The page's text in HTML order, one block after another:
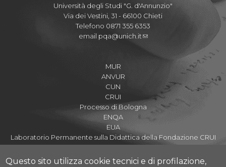
Università degli Studi "G. d'Annunzio"
Via dei Vestini, 31 - 66100 Chieti
Telefono 0871 355 6353
email pqa@unich.it
MUR
ANVUR
CUN
CRUI
Processo di Bologna
ENQA
EUA
Laboratorio Permanente sulla Didattica della Fondazione CRUI
Questo sito utilizza cookie tecnici e di profilazione,